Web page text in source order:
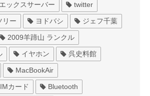
エックスサーバー twitter
リー ヨドバシ ジェフ千葉
2009羊蹄山 ランクル
イヤホン 呉史料館
MacBookAir
カード Bluetooth